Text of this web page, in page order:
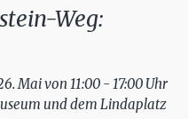
Weg:
Mai von 11:00 - 17:00 Uhr
und dem Lindaplatz